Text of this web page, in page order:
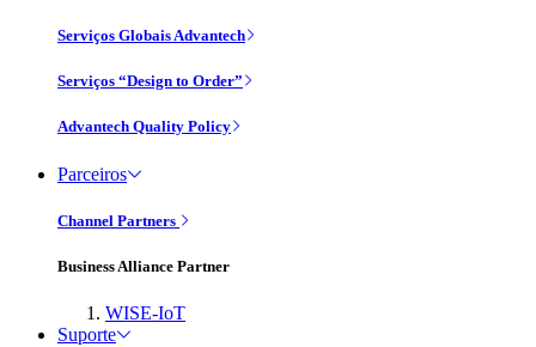
Serviços Globais Advantech
Serviços “Design to Order”
Advantech Quality Policy
Parceiros
Channel Partners
Business Alliance Partner
WISE-IoT
Suporte